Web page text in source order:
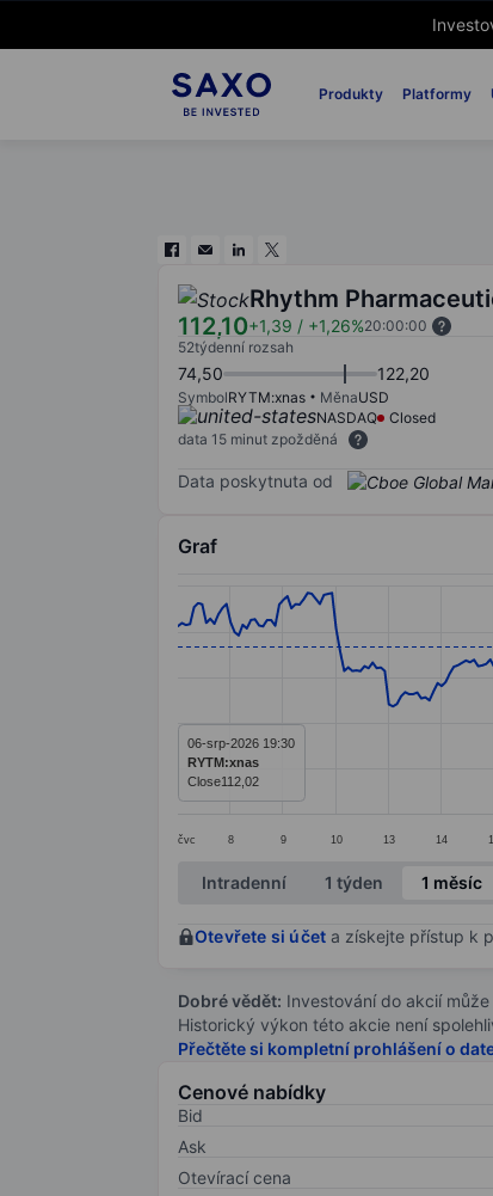
Produkty Platformy
Rhythm
112,10+1,39 / +1,26%20:00:00
52týdenní rozsah
74,50 122,20
SymbolRYTM:xnas MěnaUSD
NASDAQ
Closed
data 15 minut zpožděná
Data poskytnuta od
Graf
Line chart with 299 data points.
The chart has 1 X axis displaying
The chart has 1 Y axis displaying
čvc 8 9 10 13 14
06-srp-2026 19:30
RYTM:xnas
Close112,02
End of interactive chart.
Intradenní 1 týden 1 měsíc
Otevřete si účet a získejte přístup k
Dobré vědět: Investování do akcií
Historický výkon této akcie není
Přečtěte si kompletní prohlášení o
Cenové nabídky
Bid
Ask
Otevírací cena